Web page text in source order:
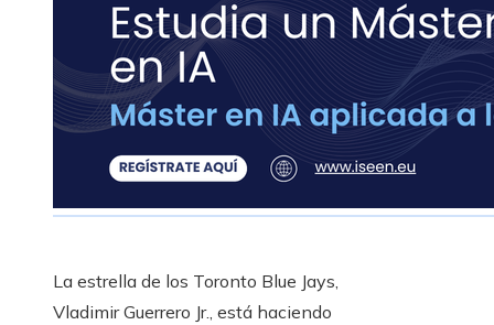
La estrella de los Toronto Blue Jays,
Vladimir Guerrero Jr., está haciendo